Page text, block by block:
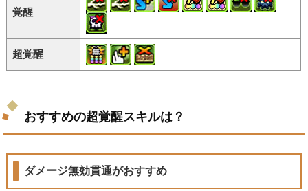
覚醒
超覚醒
おすすめの超覚醒スキルは？
ダメージ無効貫通がおすすめ